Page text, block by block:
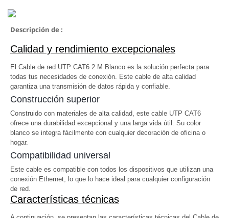
Descripción de :
Calidad y rendimiento excepcionales
El Cable de red UTP CAT6 2 M Blanco es la solución perfecta para
todas tus necesidades de conexión. Este cable de alta calidad
garantiza una transmisión de datos rápida y confiable.
Construcción superior
Construido con materiales de alta calidad, este cable UTP CAT6
ofrece una durabilidad excepcional y una larga vida útil. Su color
blanco se integra fácilmente con cualquier decoración de oficina o
hogar.
Compatibilidad universal
Este cable es compatible con todos los dispositivos que utilizan una
conexión Ethernet, lo que lo hace ideal para cualquier configuración
de red.
Características técnicas